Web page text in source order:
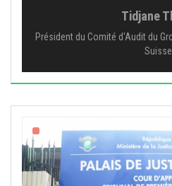
Tidjane
Président du Comité d'Audit du
Suisse